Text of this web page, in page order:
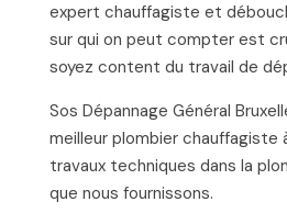
expert chauffagiste et
sur qui on peut compter est
soyez content du travail de
Sos Dépannage Général
meilleur plombier chauffagiste
travaux techniques dans la
que nous fournissons.